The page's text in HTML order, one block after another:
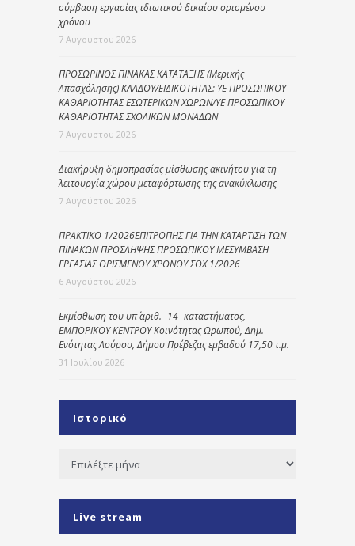
σύμβαση εργασίας ιδιωτικού δικαίου ορισμένου
χρόνου
7 Αυγούστου 2026
ΠΡΟΣΩΡΙΝΟΣ ΠΙΝΑΚΑΣ ΚΑΤΑΤΑΞΗΣ (Μερικής
Απασχόλησης) ΚΛΑΔΟΥ/ΕΙΔΙΚΟΤΗΤΑΣ: ΥΕ ΠΡΟΣΩΠΙΚΟΥ
ΚΑΘΑΡΙΟΤΗΤΑΣ ΕΣΩΤΕΡΙΚΩΝ ΧΩΡΩΝ/ΥΕ ΠΡΟΣΩΠΙΚΟΥ
ΚΑΘΑΡΙΟΤΗΤΑΣ ΣΧΟΛΙΚΩΝ ΜΟΝΑΔΩΝ
7 Αυγούστου 2026
Διακήρυξη δημοπρασίας μίσθωσης ακινήτου για τη
λειτουργία χώρου μεταφόρτωσης της ανακύκλωσης
7 Αυγούστου 2026
ΠΡΑΚΤΙΚΟ 1/2026ΕΠΙΤΡΟΠΗΣ ΓΙΑ ΤΗΝ ΚΑΤΑΡΤΙΣΗ ΤΩΝ
ΠΙΝΑΚΩΝ ΠΡΟΣΛΗΨΗΣ ΠΡΟΣΩΠΙΚΟΥ ΜΕΣΥΜΒΑΣΗ
ΕΡΓΑΣΙΑΣ ΟΡΙΣΜΕΝΟΥ ΧΡΟΝΟΥ ΣΟΧ 1/2026
6 Αυγούστου 2026
Εκμίσθωση του υπ΄ αριθ. -14- καταστήματος,
ΕΜΠΟΡΙΚΟΥ ΚΕΝΤΡΟΥ Κοινότητας Ωρωπού, Δημ.
Ενότητας Λούρου, Δήμου Πρέβεζας εμβαδού 17,50 τ.μ.
31 Ιουλίου 2026
Ιστορικό
Ιστορικό
Live stream